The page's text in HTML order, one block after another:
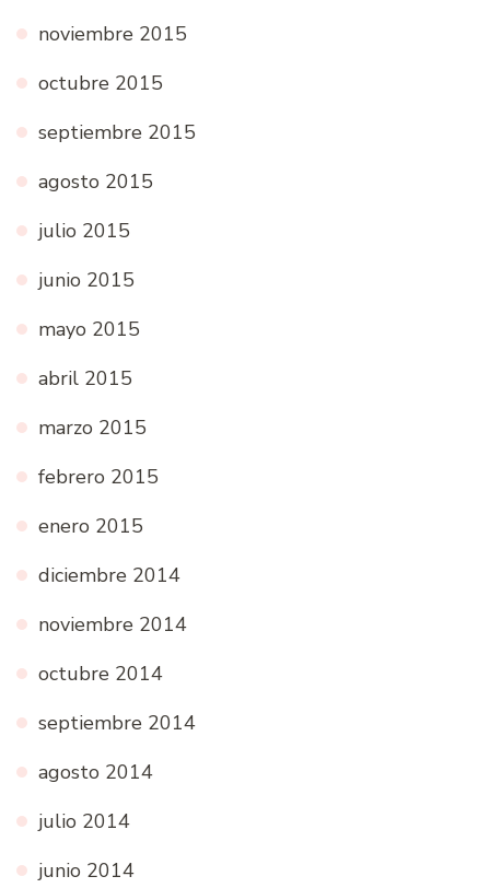
noviembre 2015
octubre 2015
septiembre 2015
agosto 2015
julio 2015
junio 2015
mayo 2015
abril 2015
marzo 2015
febrero 2015
enero 2015
diciembre 2014
noviembre 2014
octubre 2014
septiembre 2014
agosto 2014
julio 2014
junio 2014